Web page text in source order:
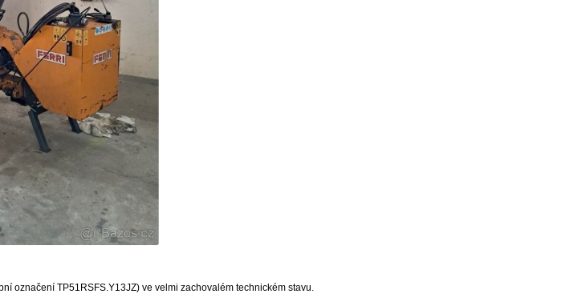
označení TP51RSFS.Y13JZ) ve velmi zachovalém technickém stavu.